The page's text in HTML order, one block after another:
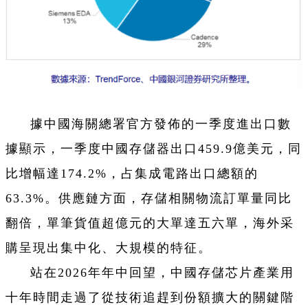
據中國海關總署官方發佈的一季度進出口數
據顯示，一季度中國存儲器出口459.9億美元，同
比增幅達174.2%，占集成電路出口總額的
63.3%。供應鏈方面，存儲相關物流訂單量同比
翻倍，單筆貨值超億元的大單達五六單，海外采
購呈現出集中化、大規模的特征。
站在2026年年中回望，中國存儲芯片產業用
十年時間走過了從技術追趕到份額擴大的關鍵階